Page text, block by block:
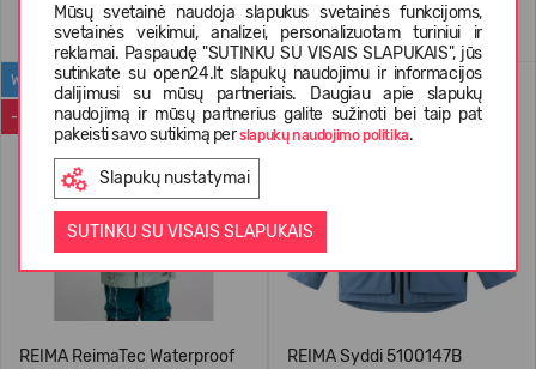
Mūsų svetainė naudoja slapukus svetainės funkcijoms,
svetainės veikimui, analizei, personalizuotam turiniui ir
reklamai. Paspaudę "SUTINKU SU VISAIS SLAPUKAIS", jūs
sutinkate su open24.lt slapukų naudojimu ir informacijos
dalijimusi su mūsų partneriais. Daugiau apie slapukų
naudojimą ir mūsų partnerius galite sužinoti bei taip pat
pakeisti savo sutikimą perslapukų naudojimo politika.
Slapukų nustatymai
SUTINKU SU VISAIS SLAPUKAIS
-37%
WATERPROOF
REIMA ReimaTec Waterproof
-39%
WATERPROOF
REIMA Syddi 5100147B